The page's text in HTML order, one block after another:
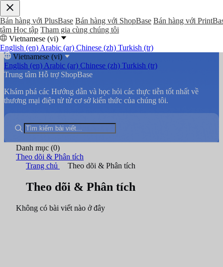
Bán hàng với PlusBase Bán hàng với ShopBase Bán hàng với
tâm Học tập Tham gia cùng chúng tôi
Vietnamese (vi)
English (en) Arabic (ar) Chinese (zh) Turkish (tr)
Vietnamese (vi)
English (en) Arabic (ar) Chinese (zh) Turkish (tr)
Trung tâm Hỗ trợ ShopBase
Khám phá các Hướng dẫn và học hỏi các thực tiễn tốt nhất về
thương mại điện tử từ cơ sở kiến thức của chúng tôi.
Danh mục (0)
Theo dõi & Phân tích
Trang chủ
Theo dõi & Phân tích
Theo dõi & Phân tích
Không có bài viết nào ở đây